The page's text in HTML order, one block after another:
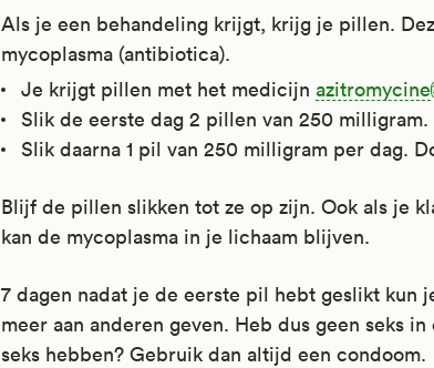
Als je een behandeling krijgt, krijg je pillen.
mycoplasma (antibiotica).
Je krijgt pillen met het medicijn azitromycine
Slik de eerste dag 2 pillen van 250
Slik daarna 1 pil van 250 milligram per dag.
Blijf de pillen slikken tot ze op zijn. Ook als je
kan de mycoplasma in je lichaam blijven.
7 dagen nadat je de eerste pil hebt geslikt kun
meer aan anderen geven. Heb dus geen seks
seks hebben? Gebruik dan altijd een condoom.